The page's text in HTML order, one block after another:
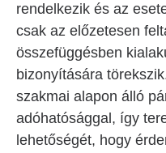
rendelkezik és az
csak az előzetesen
összefüggésben
bizonyítására
szakmai alapon álló
adóhatósággal, így
lehetőségét, hogy